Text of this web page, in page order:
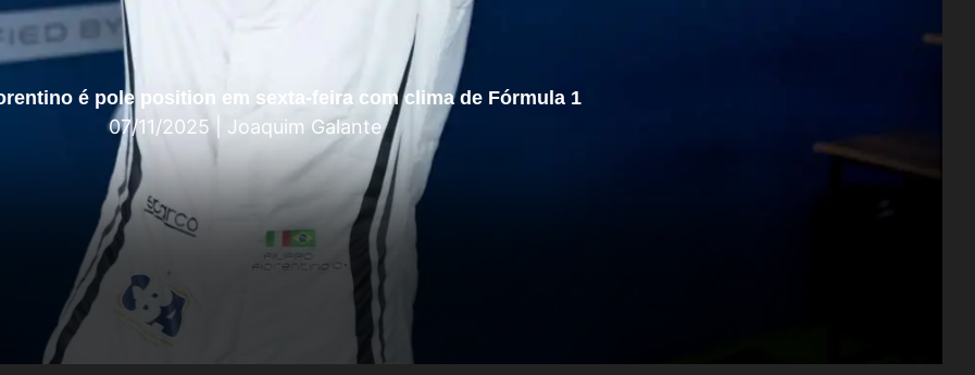
é pole position em sexta-feira com clima de Fórmula 1
07/11/2025| Joaquim Galante